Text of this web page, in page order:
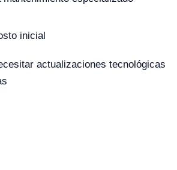
inicial
actualizaciones tecnológicas